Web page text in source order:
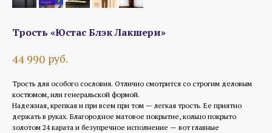
Трость «Юстас Блэк Лакшери»
44 990 руб.
Трость для особого сословия. Отлично смотрится со строгим деловым
костюмом, или генеральской формой.
Надежная, крепкая и при всем при том — легкая трость. Ее приятно
держать в руках. Благородное матовое покрытие, кольцо покрыто
золотом 24 карата и безупречное исполнение — вот главные